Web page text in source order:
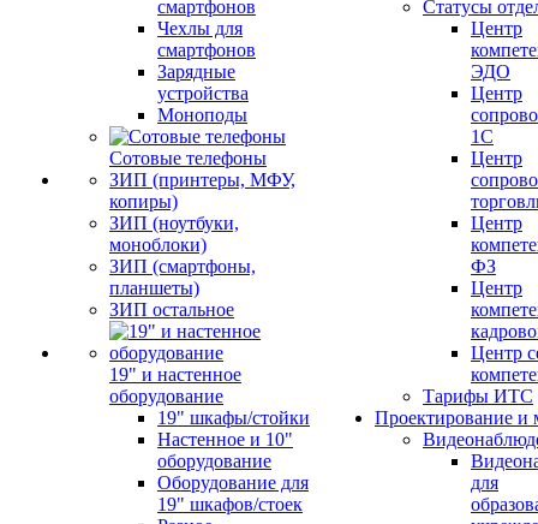
смартфонов
Чехлы для
смартфонов
Зарядные
устройства
Моноподы
Сотовые телефоны
ЗИП (принтеры, МФУ,
копиры)
ЗИП (ноутбуки,
моноблоки)
ЗИП (смартфоны,
планшеты)
ЗИП остальное
19" и настенное
оборудование
19" шкафы/стойки
Настенное и 10"
оборудование
Оборудование для
19" шкафов/стоек
Статусы
Центр
ЭДО
Центр
1С
Центр
Центр
ФЗ
Центр
Центр
Тарифы ИТС
Проектирование и
для